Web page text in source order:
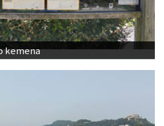
kemena